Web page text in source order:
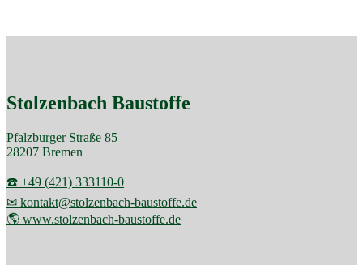
Stolzenbach Baustoffe
Pfalzburger Straße 85
28207 Bremen
☎️ +49 (421) 333110-0
✉ kontakt@stolzenbach-baustoffe.de
🌎 www.stolzenbach-baustoffe.de